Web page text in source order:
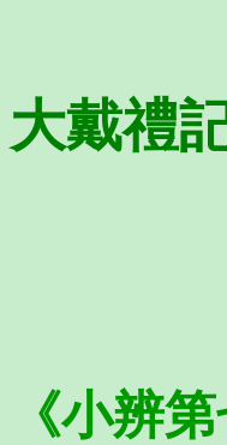
大戴禮
《小辨